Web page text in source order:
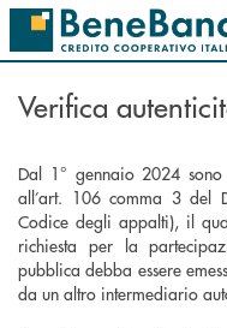
Salta al contenuto principale
Verifica
Dal 1° gennaio 2024
all’art. 106 comma 3 del
Codice degli appalti), il
richiesta per la
pubblica debba essere
da un altro intermediario